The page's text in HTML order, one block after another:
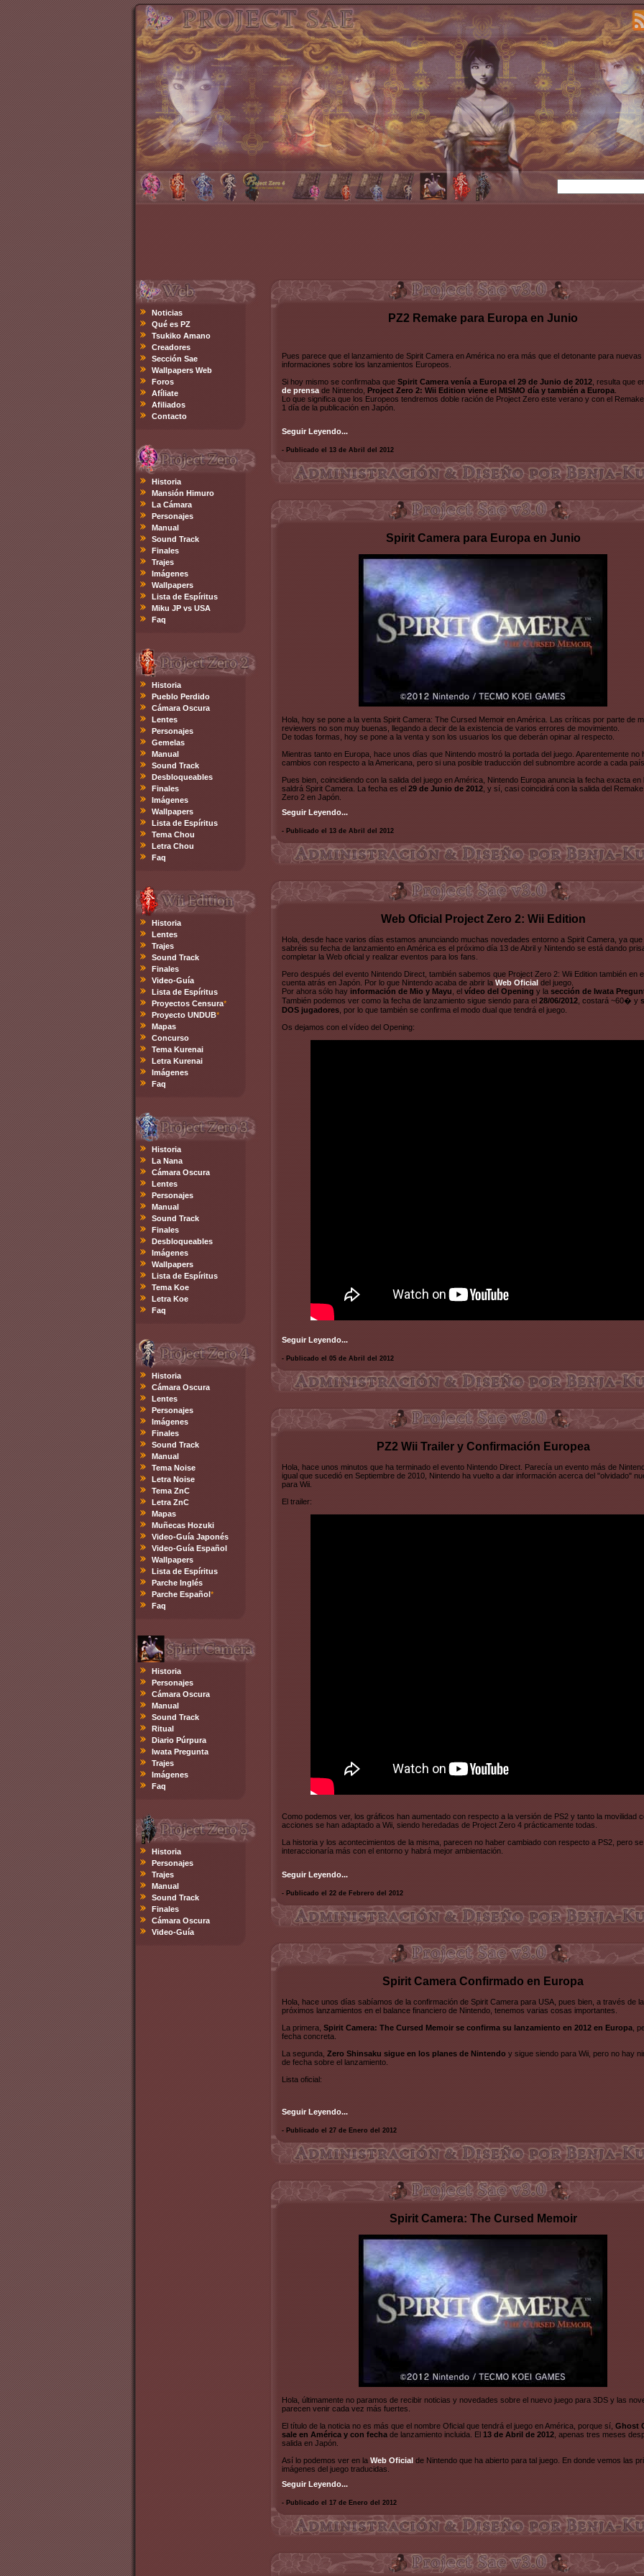
Noticias
Qué es PZ
Tsukiko Amano
Creadores
Sección Sae
Wallpapers Web
Foros
Afíliate
Afiliados
Contacto
Historia
Mansión Himuro
La Cámara
Personajes
Manual
Sound Track
Finales
Trajes
Imágenes
Wallpapers
Lista de Espíritus
Miku JP vs USA
Faq
Historia
Pueblo Perdido
Cámara Oscura
Lentes
Personajes
Gemelas
Manual
Sound Track
Desbloqueables
Finales
Imágenes
Wallpapers
Lista de Espíritus
Tema Chou
Letra Chou
Faq
Historia
Lentes
Trajes
Sound Track
Finales
Video-Guía
Lista de Espíritus
Proyectos Censura*
Proyecto UNDUB*
Mapas
Concurso
Tema Kurenai
Letra Kurenai
Imágenes
Faq
Historia
La Nana
Cámara Oscura
Lentes
Personajes
Manual
Sound Track
Finales
Desbloqueables
Imágenes
Wallpapers
Lista de Espíritus
Tema Koe
Letra Koe
Faq
Historia
Cámara Oscura
Lentes
Personajes
Imágenes
Finales
Sound Track
Manual
Tema Noise
Letra Noise
Tema ZnC
Letra ZnC
Mapas
Muñecas Hozuki
Video-Guía Japonés
Video-Guía Español
Wallpapers
Lista de Espíritus
Parche Inglés
Parche Español*
Faq
Historia
Personajes
Cámara Oscura
Manual
Sound Track
Ritual
Diario Púrpura
Iwata Pregunta
Trajes
Imágenes
Faq
Historia
Personajes
Trajes
Manual
Sound Track
Finales
Cámara Oscura
Video-Guía
PZ2 Remake para Europa en Junio
Pues parece que el lanzamiento de Spirit Camera en América no era más que el detonante para nuevas
informaciones sobre los lanzamientos Europeos.
Si hoy mismo se confirmaba que Spirit Camera venía a Europa el 29 de Junio de 2012 , resulta que
de prensa de Nintendo, Project Zero 2: Wii Edition viene el MISMO día y también a Europa
Lo que significa que los Europeos tendremos doble ración de Project Zero este verano y con el
1 día de la publicación en Japón.
Seguir Leyendo...
- Publicado el 13 de Abril del 2012
Spirit Camera para Europa en Junio
Hola, hoy se pone a la venta Spirit Camera: The Cursed Memoir en América. Las críticas por parte de
reviewers no son muy buenas, llegando a decir de la existencia de varios errores de movimiento.
De todas formas, hoy se pone a la venta y son los usuarios los que deberán opinar al respecto.
Mientras tanto en Europa, hace unos días que Nintendo mostró la portada del juego. Aparentemente no
cambios con respecto a la Americana, pero si una posible traducción del subnombre acorde a cada país.
Pues bien, coincidiendo con la salida del juego en América, Nintendo Europa anuncia la fecha exacta en
saldrá Spirit Camera. La fecha es el 29 de Junio de 2012 , y sí, casi coincidirá con la salida del
Zero 2 en Japón.
Seguir Leyendo...
- Publicado el 13 de Abril del 2012
Web Oficial Project Zero 2: Wii Edition
Hola, desde hace varios días estamos anunciando muchas novedades entorno a Spirit Camera, ya
sabréis su fecha de lanzamiento en América es el próximo día 13 de Abril y Nintendo se está dando
completar la Web oficial y realizar eventos para los fans.
Pero después del evento Nintendo Direct, también sabemos que Project Zero 2: Wii Edition también en
cuenta atrás en Japón. Por lo que Nintendo acaba de abrir la Web Oficial del juego.
Por ahora sólo hay información de Mio y Mayu , el vídeo del Opening y la sección de Iwata
También podemos ver como la fecha de lanzamiento sigue siendo para el 28/06/2012 , costará ~60� y
DOS jugadores , por lo que también se confirma el modo dual que tendrá el juego.
Os dejamos con el vídeo del Opening:
Seguir Leyendo...
- Publicado el 05 de Abril del 2012
PZ2 Wii Trailer y Confirmación Europea
Hola, hace unos minutos que ha terminado el evento Nintendo Direct. Parecía un evento más de
igual que sucedió en Septiembre de 2010, Nintendo ha vuelto a dar información acerca del "olvidado"
para Wii.
El trailer:
Como podemos ver, los gráficos han aumentado con respecto a la versión de PS2 y tanto la movilidad
acciones se han adaptado a Wii, siendo heredadas de Project Zero 4 prácticamente todas.
La historia y los acontecimientos de la misma, parecen no haber cambiado con respecto a PS2, pero se
interaccionaría más con el entorno y habrá mejor ambientación.
Seguir Leyendo...
- Publicado el 22 de Febrero del 2012
Spirit Camera Confirmado en Europa
Hola, hace unos días sabíamos de la confirmación de Spirit Camera para USA, pues bien, a través de
próximos lanzamientos en el balance financiero de Nintendo, tenemos varias cosas importantes.
La primera, Spirit Camera: The Cursed Memoir se confirma su lanzamiento en 2012 en Europa ,
fecha concreta.
La segunda, Zero Shinsaku sigue en los planes de Nintendo y sigue siendo para Wii, pero no hay
de fecha sobre el lanzamiento.
Lista oficial:
Seguir Leyendo...
- Publicado el 27 de Enero del 2012
Spirit Camera: The Cursed Memoir
Hola, últimamente no paramos de recibir noticias y novedades sobre el nuevo juego para 3DS y las
parecen venir cada vez más fuertes.
El título de la noticia no es más que el nombre Oficial que tendrá el juego en América, porque sí, Ghost
sale en América y con fecha de lanzamiento incluida. El 13 de Abril de 2012 , apenas tres meses
salida en Japón.
Así lo podemos ver en la Web Oficial de Nintendo que ha abierto para tal juego. En donde vemos las
imágenes del juego traducidas.
Seguir Leyendo...
- Publicado el 17 de Enero del 2012